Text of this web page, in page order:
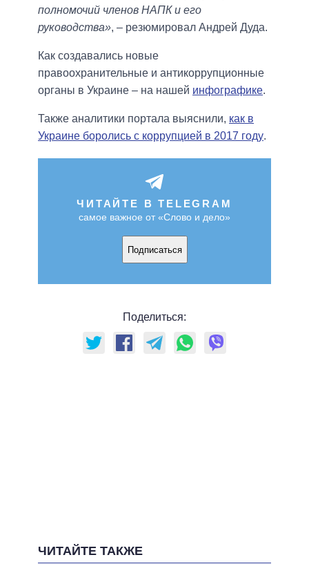
полномочий членов НАПК и его
руководства», – резюмировал Андрей Дуда.
Как создавались новые
правоохранительные и антикоррупционные
органы в Украине – на нашей инфографике.
Также аналитики портала выяснили, как в
Украине боролись с коррупцией в 2017 году.
ЧИТАЙТЕ В TELEGRAM
самое важное от «Слово и дело»
Подписаться
Поделиться:
ЧИТАЙТЕ ТАКЖЕ